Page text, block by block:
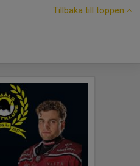
Tillbaka till toppen